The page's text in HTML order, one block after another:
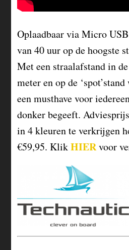
Oplaadbaar via Micro
van 40 uur op de hoogste
Met een straalafstand in
meter en op de
een musthave voor
donker begeeft.
in 4 kleuren te verkrijgen
€59,95. KlikHIERvoor